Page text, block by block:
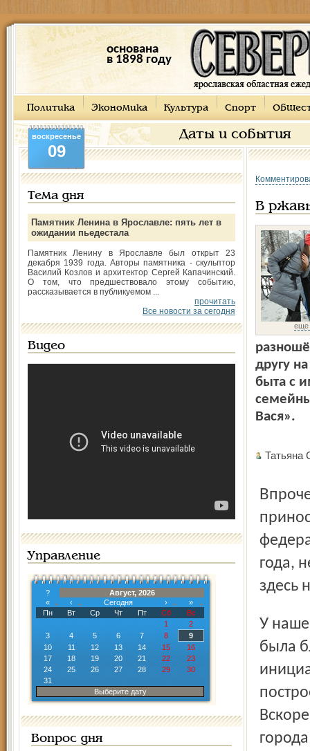
основана
в 1898 году
Политика Экономика Культура Спорт
Даты и события
воскресенье
09
Тема дня
Памятник Ленина в Ярославле: пять лет в
ожидании пьедестала
Памятник Ленину в Ярославле был открыт 23
декабря 1939 года. Авторы памятника - скульптор
Василий Козлов и архитектор Сергей Капачинский.
О том, что предшествовало этому событию,
рассказывается в публикуемом ...
прочитать
Все новости за сегодня
Видео
Управление
?
Август, 2026
«
‹ Сегодня ›
»
Пн
Вт Ср Чт Пт Сб
Вс
1
2
3
4 5 6 7 8
9
10
11 12 13 14 15
16
17
18 19 20 21 22
23
24
25 26 27 28 29
30
31
Выберите дату
Вопрос дня
В
еще
другу
быта с
Вася».
Впрочем, я не призываю отказаться от этого обычая, но
года,
здесь
У нашей беседки нелёгкая судьба. Около 200 лет назад
была